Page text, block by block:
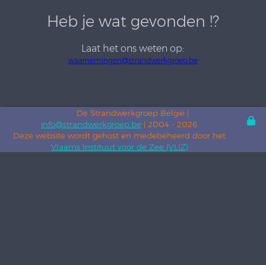
Heb je wat gevonden !?
Laat het ons weten op:
waarnemingen@strandwerkgroep.be
De Strandwerkgroep België |
info@strandwerkgroep.be | 2004 - 2026
Deze website wordt gehost en medebeheerd door het
Vlaams Instituut voor de Zee (VLIZ)